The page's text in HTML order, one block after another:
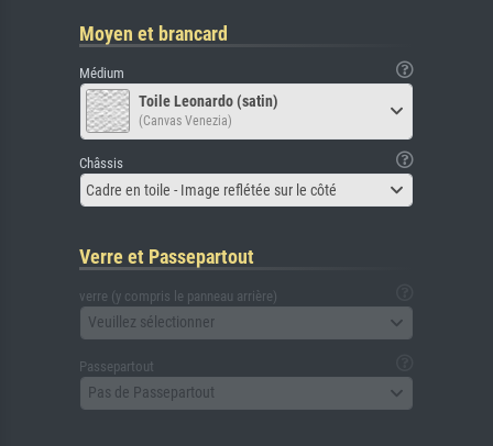
Moyen et brancard
Médium
Toile Leonardo (satin)
(Canvas Venezia)
Châssis
Cadre en toile - Image reflétée sur le côté
Verre et Passepartout
verre (y compris le panneau arrière)
Veuillez sélectionner
Passepartout
Pas de Passepartout